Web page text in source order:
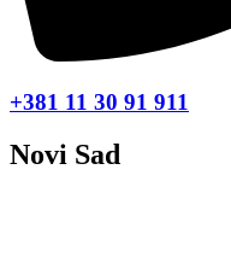
+381 11 30 91 911
Novi Sad